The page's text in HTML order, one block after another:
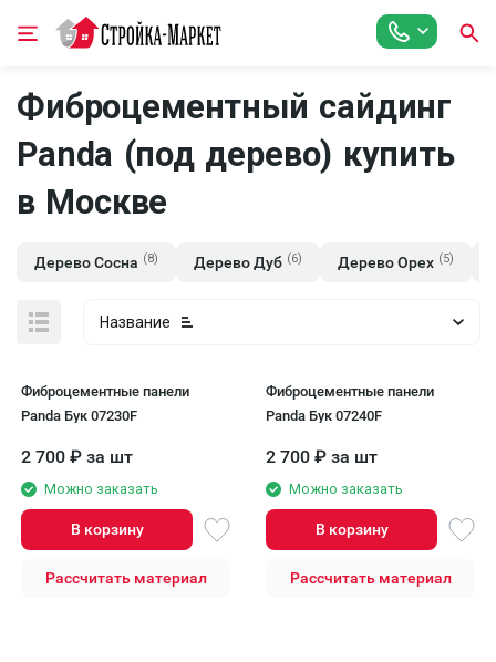
Фиброцементный сайдинг
Panda (под дерево) купить
в Москве
Дерево Сосна (8) Дерево Дуб (6) Дерево Орех (5)
Название
Фиброцементные панели
Panda Бук 07230F
2 700 ₽ за шт
Можно заказать
В корзину
Рассчитать материал
Фиброцементные панели
Panda Бук 07240F
2 700 ₽ за шт
Можно заказать
В корзину
Рассчитать материал